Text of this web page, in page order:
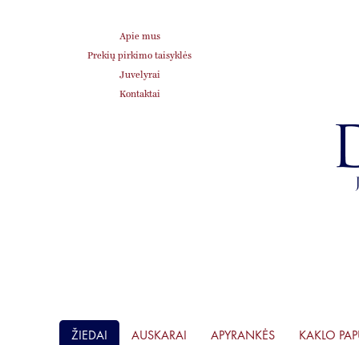
Apie mus
Prekių pirkimo taisyklės
Juvelyrai
Kontaktai
ŽIEDAI AUSKARAI APYRANKĖS KAKLO